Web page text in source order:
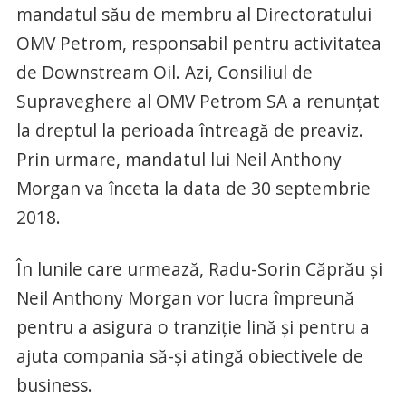
mandatul său de membru al Directoratului
OMV Petrom, responsabil pentru activitatea
de Downstream Oil. Azi, Consiliul de
Supraveghere al OMV Petrom SA a renunțat
la dreptul la perioada întreagă de preaviz.
Prin urmare, mandatul lui Neil Anthony
Morgan va înceta la data de 30 septembrie
2018.
În lunile care urmează, Radu-Sorin Căprău și
Neil Anthony Morgan vor lucra împreună
pentru a asigura o tranziție lină și pentru a
ajuta compania să-și atingă obiectivele de
business.